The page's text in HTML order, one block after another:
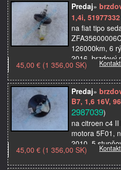
Predaj»
1,4i, 51977332
na fiat tipo
126000km, 6
2016, brzdový
valček,
45,00 € (1 356,00 SK)
Predaj»
B7, 1,6 16V,
2987039)
na citroen c4
motora 5F01,
2010, 5
dverový,
brzdový
45,00 € (1 356,00 SK)